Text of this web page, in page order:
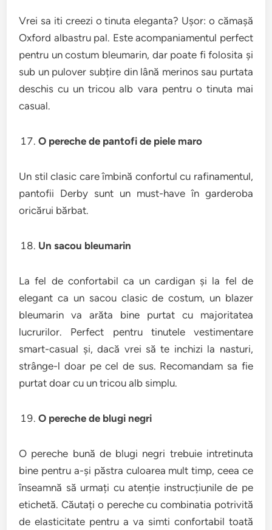
Vrei sa iti creezi o tinuta eleganta? Ușor: o cămașă
Oxford albastru pal. Este acompaniamentul perfect
pentru un costum bleumarin, dar poate fi folosita și
sub un pulover subțire din lână merinos sau purtata
deschis cu un tricou alb vara pentru o tinuta mai
casual.
O pereche de pantofi de piele maro
Un stil clasic care îmbină confortul cu rafinamentul,
pantofii Derby sunt un must-have în garderoba
oricărui bărbat.
Un sacou bleumarin
La fel de confortabil ca un cardigan și la fel de
elegant ca un sacou clasic de costum, un blazer
bleumarin va arăta bine purtat cu majoritatea
lucrurilor. Perfect pentru tinutele vestimentare
smart-casual și, dacă vrei să te inchizi la nasturi,
strânge-l doar pe cel de sus. Recomandam sa fie
purtat doar cu un tricou alb simplu.
O pereche de blugi negri
O pereche bună de blugi negri trebuie intretinuta
bine pentru a-și păstra culoarea mult timp, ceea ce
înseamnă să urmați cu atenție instrucțiunile de pe
etichetă. Căutați o pereche cu combinatia potrivită
de elasticitate pentru a va simti confortabil toată